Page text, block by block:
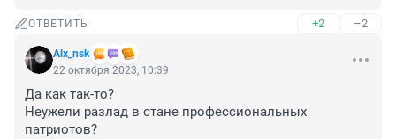
ОТВЕТИТЬ +2 –2
Alx_nsk
22 октября 2023, 10:39
Да как так-то?
Неужели разлад в стане профессиональных
патриотов?